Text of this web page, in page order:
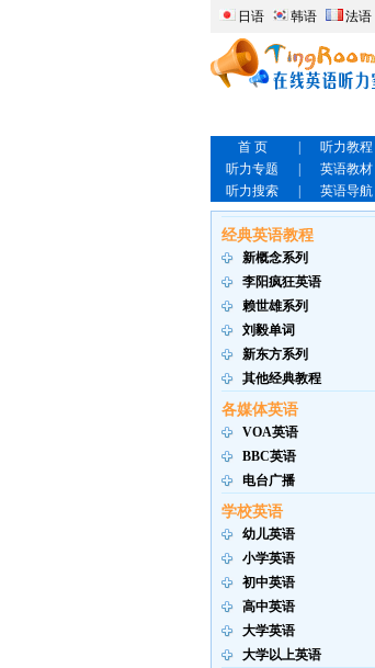
日语 韩语 法语
首 页 听力教程
听力专题
英语教材
听力搜索
英语导航
经典英语教程
新概念系列
李阳疯狂英语
赖世雄系列
刘毅单词
新东方系列
其他经典教程
各媒体英语
VOA英语
BBC英语
电台广播
学校英语
幼儿英语
小学英语
初中英语
高中英语
大学英语
大学以上英语